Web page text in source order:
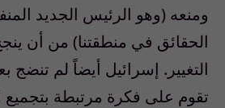
ومنعه (وهو الرئيس الجديد
الحقائق في منطقتنا) من أن
التغيير. إسرائيل أيضاً لم تنضج
تقوم على فكرة مرتبطة